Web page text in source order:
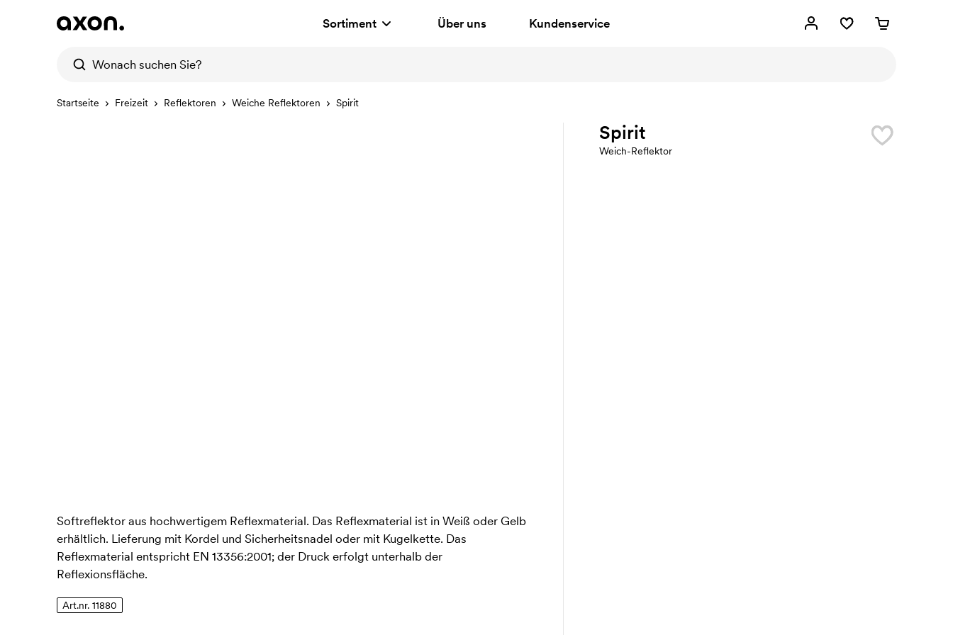
Sortiment Über uns Kundenservice
Startseite Freizeit Reflektoren Weiche Reflektoren Spirit
Spirit
Weich-Reflektor
Softreflektor aus hochwertigem Reflexmaterial. Das Reflexmaterial ist in Weiß oder Gelb
erhältlich. Lieferung mit Kordel und Sicherheitsnadel oder mit Kugelkette. Das
Reflexmaterial entspricht EN 13356:2001; der Druck erfolgt unterhalb der
Reflexionsfläche.
Art.nr. 11880